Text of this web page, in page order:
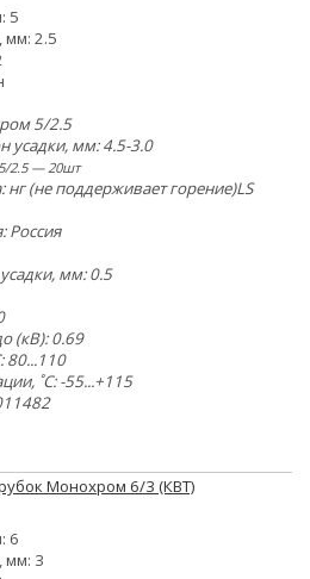
5
мм: 2.5
5/2.5
усадки, мм: 4.5-3.0
2.5 — 20шт
нг (не поддерживает горение)LS
Россия
мм: 0.5
(кВ): 0.69
80...110
˚С: -55...+115
Монохром 6/3 (КВТ)
6
мм: 3